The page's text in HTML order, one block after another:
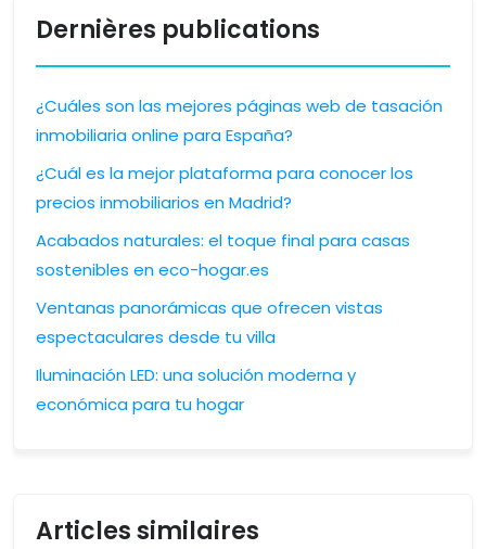
Dernières publications
¿Cuáles son las mejores páginas web de tasación
inmobiliaria online para España?
¿Cuál es la mejor plataforma para conocer los
precios inmobiliarios en Madrid?
Acabados naturales: el toque final para casas
sostenibles en eco-hogar.es
Ventanas panorámicas que ofrecen vistas
espectaculares desde tu villa
Iluminación LED: una solución moderna y
económica para tu hogar
Articles similaires